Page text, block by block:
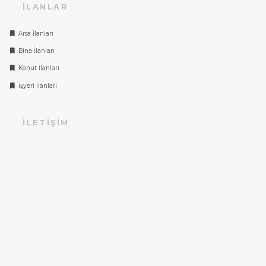
İLANLAR
Arsa İlanları
Bina İlanları
Konut İlanları
İşyeri İlanları
İLETIŞIM